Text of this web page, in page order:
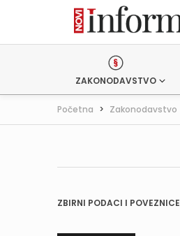
ZAKONODAVSTVO
Početna > Zakonodavstvo
ZBIRNI PODACI I POVEZNICE